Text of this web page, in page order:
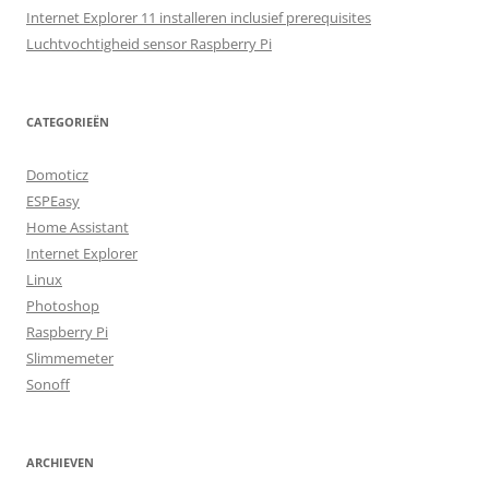
Internet Explorer 11 installeren inclusief prerequisites
Luchtvochtigheid sensor Raspberry Pi
CATEGORIEËN
Domoticz
ESPEasy
Home Assistant
Internet Explorer
Linux
Photoshop
Raspberry Pi
Slimmemeter
Sonoff
ARCHIEVEN